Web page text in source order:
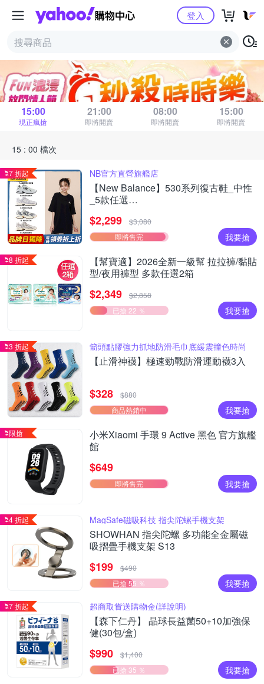
Yahoo購物中心
登入
秒殺時時樂
距 15 : 00 場結束
15:00
現正瘋搶
21:00
即將開賣
08:00
即將開賣
15:00
即將開賣
15 : 00 檔次
7 折起 NB官方直營旗艦店
【New Balance】530系列復古鞋_中性
_5款任選
$2,299
$3,080
即將售完
我要搶
8 折起
【幫寶適】2026全新一級幫 拉拉褲/黏貼
型/夜用褲型 多款任選2箱
$2,349
$2,858
已搶 22 ％
我要搶
3 折起 箭頭點膠強力抓地防滑毛巾底緩震撞色時尚
【止滑神襪】極速勁戰防滑運動襪3入
$328
$880
商品熱銷中
我要搶
限搶
小米Xiaomi 手環 9 Active 黑色 官方旗艦
館
$649
即將售完 我要搶
4 折起 MagSafe磁吸科技 指尖陀螺手機支架
SHOWHAN 指尖陀螺 多功能全金屬磁
吸摺疊手機支架 S13
$199
$490
已搶 55 ％
我要搶
7 折起 超商取貨送購物金(詳說明)
【森下仁丹】 晶球長益菌50+10加強保
健(30包/盒)
$990
$1,400
已搶 35 ％
我要搶